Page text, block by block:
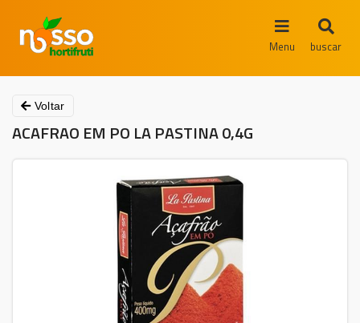
Menu buscar
Voltar
ACAFRAO EM PO LA PASTINA 0,4G